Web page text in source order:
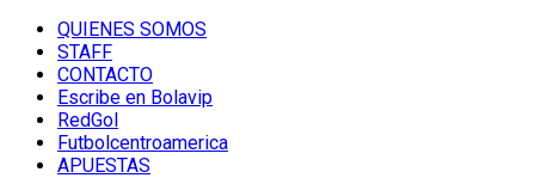
QUIENES SOMOS
STAFF
CONTACTO
Escribe en Bolavip
RedGol
Futbolcentroamerica
APUESTAS